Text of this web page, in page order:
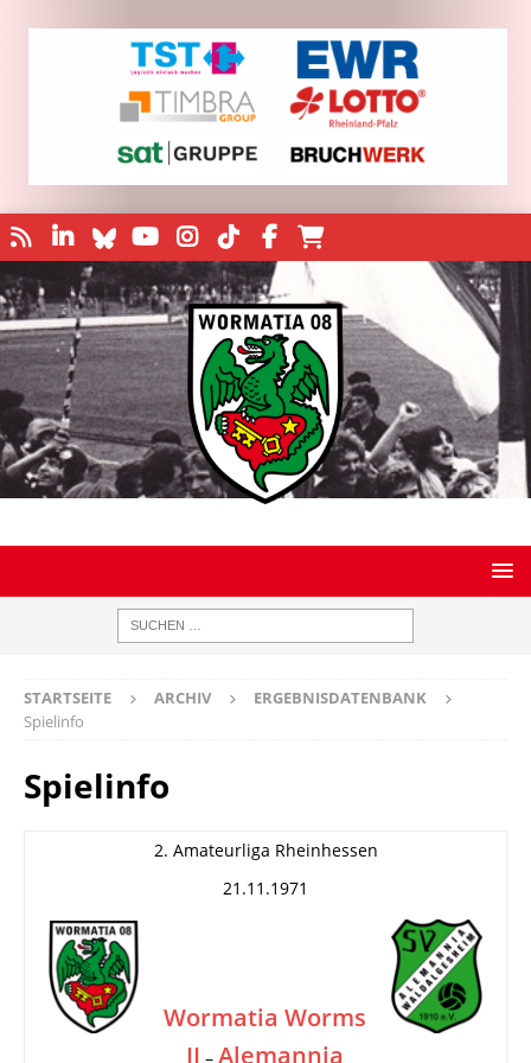
STARTSEITE ARCHIV
ERGEBNISDATENBANK
Spielinfo
Spielinfo
2. Amateurliga Rheinhessen
21.11.1971
Wormatia Worms
II – Alemannia